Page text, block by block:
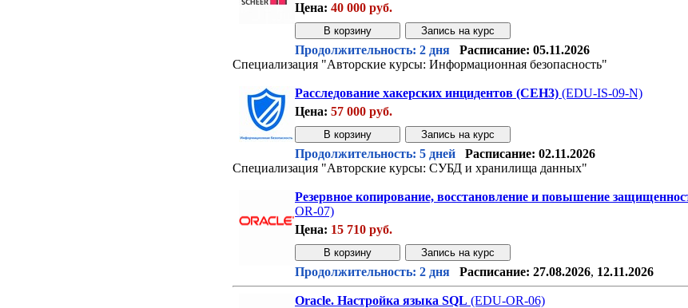
Цена: 40 000 руб.
Продолжительность: 2 дня
Расписание: 05.11.2026
Специализация "Авторские курсы: Информационная безопасность"
Расследование хакерских инцидентов (СЕН3) (EDU-IS-09-N)
Цена: 57 000 руб.
Продолжительность: 5 дней
Расписание: 02.11.2026
Специализация "Авторские курсы: СУБД и хранилища данных"
Резервное копирование, восстановление и повышение
OR-07)
Цена: 15 710 руб.
Продолжительность: 2 дня
Расписание: 27.08.2026, 12.11.2026
Oracle. Настройка языка SQL (EDU-OR-06)